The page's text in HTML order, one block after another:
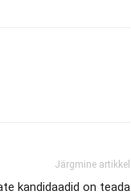
Järgmine artikkel
kandidaadid on teada